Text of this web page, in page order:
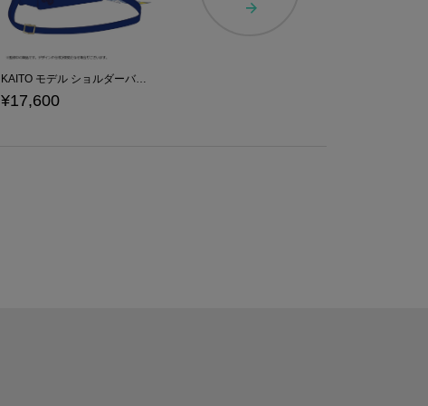
KAITO モデル ショルダーバッグ
¥17,600